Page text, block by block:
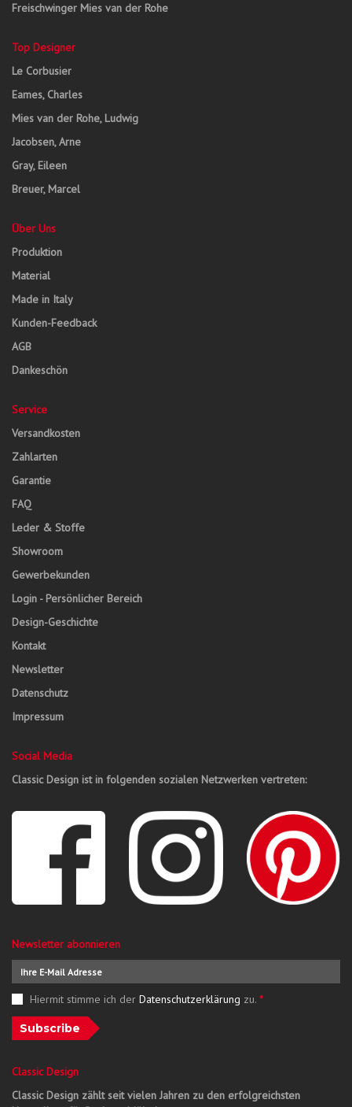
Freischwinger Mies van der Rohe
Top Designer
Le Corbusier
Eames, Charles
Mies van der Rohe, Ludwig
Jacobsen, Arne
Gray, Eileen
Breuer, Marcel
Über Uns
Produktion
Material
Made in Italy
Kunden-Feedback
AGB
Dankeschön
Service
Versandkosten
Zahlarten
Garantie
FAQ
Leder & Stoffe
Showroom
Gewerbekunden
Login - Persönlicher Bereich
Design-Geschichte
Kontakt
Newsletter
Datenschutz
Impressum
Social Media
Classic Design ist in folgenden sozialen Netzwerken vertreten:
Newsletter abonnieren
Hiermit stimme ich der Datenschutzerklärung zu. *
Subscribe
Classic Design
Classic Design zählt seit vielen Jahren zu den erfolgreichsten